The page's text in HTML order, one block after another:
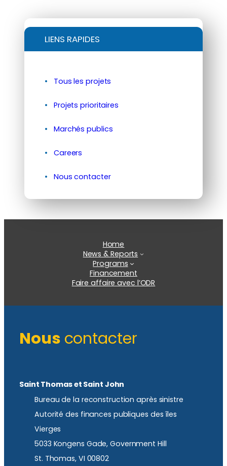
LIENS RAPIDES
Tous les projets
Projets prioritaires
Marchés publics
Careers
Nous contacter
Home
News & Reports
Programs
Financement
Faire affaire avec l’ODR
Nous contacter
Saint Thomas et Saint John
Bureau de la reconstruction après sinistre
Autorité des finances publiques des îles
Vierges
5033 Kongens Gade, Government Hill
St. Thomas, VI 00802